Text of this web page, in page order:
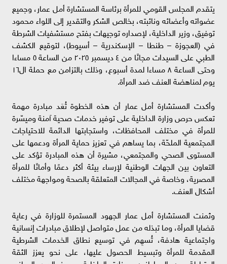
يتقدم المجلس القومي للمرأة برئاسة المستشارة أمل عمار، وجميع
عضواته وأعضائه ونائبته، بخالص الشكر والتقدير إلى اللواء محمود
توفيق، وزير الداخلية، لإصداره توجيهات بفتح مستشفيات الشرطة
في (العجوزة – طنطا – الإسكندرية – أسيوط)، لتوقيع الكشف
الطبي على السيدات مجانًا من ٤ ديسمبر ٢٠٢٥ من الساعة ٥ مساءا
وحتى الساعة ٨ مساءا لمدة أسبوع، وذلك بالتزامن مع حملة ال١٦
يوم لمناهضة العنف ضد المرأة.
وأكدت المستشارة أمل عمار أن هذه الخطوة تُعَد مبادرة مهمة
تعكس حرص وزارة الداخلية على توفير خدمات صحية آمنة وميسّرة
للمرأة في مختلف المحافظات، واستجابتها الدائمة للاحتياجات
المجتمعية الملحّة، بما يساهم في تعزيز حماية المرأة ودعمها على
المستوى الصحي والمجتمعي، مشيرة أن هذه المبادرة تؤكد على
التعاون بين الجهات الوطنية لإرساء بيئة أكثر دعمًا وأمانًا للمرأة
المصرية، وخاصة في المجالات المتعلقة بالصحة ومواجهة مختلف
أشكال العنف.
وثمنت المستشارة أمل عمار الجهود المستمرة للوزارة في رعاية
قضايا المرأة، وما تبذله من عمل متواصل لإطلاق مبادرات إنسانية
واجتماعية هادفة، تُسهِم في توسيع نطاق الخدمات الشرطية
المقدمة للمرأة وتبسيط الحصول عليها، على نحو يعزز الثقة